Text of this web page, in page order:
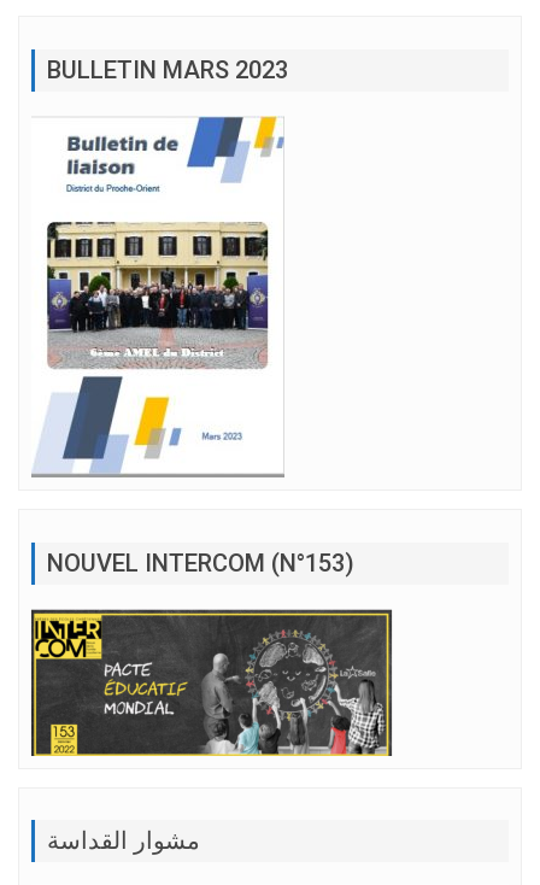
BULLETIN MARS 2023
NOUVEL INTERCOM (N°153)
مشوار القداسة